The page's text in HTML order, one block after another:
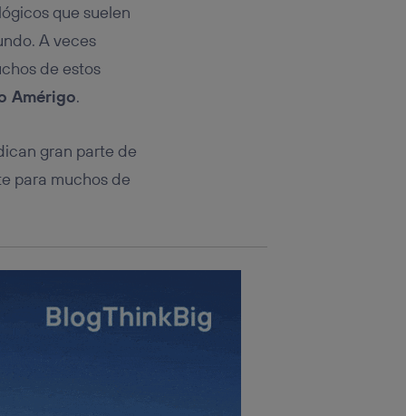
que suelen
A veces
de estos
Amérigo.
gran parte de
para muchos de
que
se
que
la parte
.